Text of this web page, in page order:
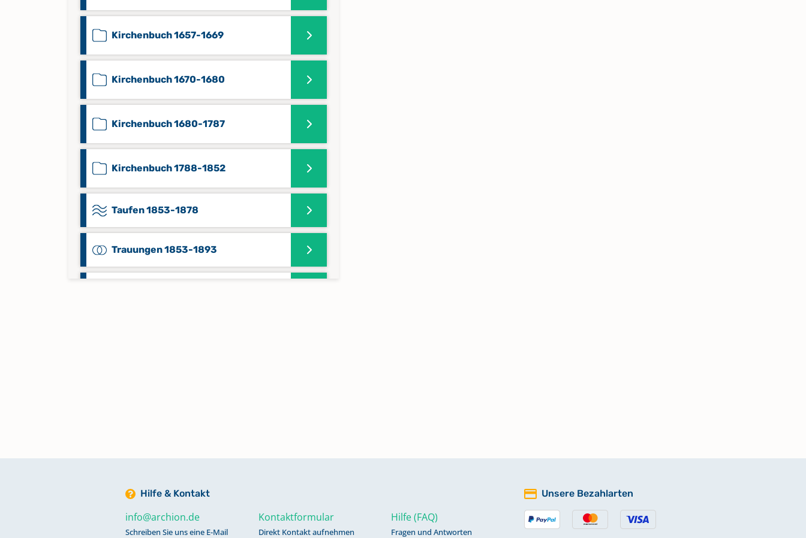
Kirchenbuch 1657-1669
Kirchenbuch 1670-1680
Kirchenbuch 1680-1787
Kirchenbuch 1788-1852
Taufen 1853-1878
Trauungen 1853-1893
Hilfe & Kontakt
info@archion.de
Schreiben Sie uns eine E-Mail
Kontaktformular
Direkt Kontakt aufnehmen
Hilfe (FAQ)
Fragen und Antworten
Unsere Bezahlarten